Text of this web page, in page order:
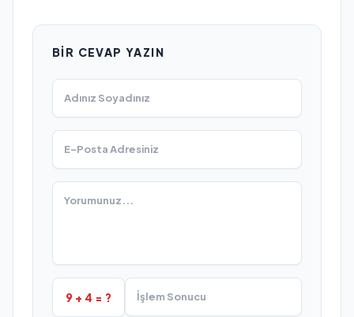
BIR CEVAP YAZIN
9 + 4 = ?